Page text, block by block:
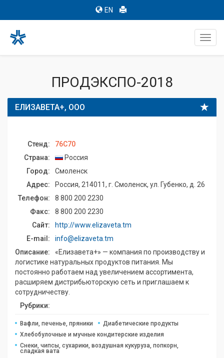
EN
ПРОДЭКСПО-2018
ЕЛИЗАВЕТА+, ООО
Стенд:
76C70
Страна:
Россия
Город:
Смоленск
Адрес:
Россия, 214011, г. Смоленск, ул. Губенко, д. 26
Телефон:
8 800 200 2230
Факс:
8 800 200 2230
Сайт:
http://www.elizaveta.tm
E-mail:
info@elizaveta.tm
Описание:
«Елизавета+» — компания по производству и
логистике натуральных продуктов питания. Мы
постоянно работаем над увеличением ассортимента,
расширяем дистрибьюторскую сеть и приглашаем к
сотрудничеству.
Рубрики:
Вафли, печенье, пряники
Диабетические продукты
Хлебобулочные и мучные кондитерские изделия
Снеки, чипсы, сухарики, воздушная кукуруза, попкорн,
сладкая вата